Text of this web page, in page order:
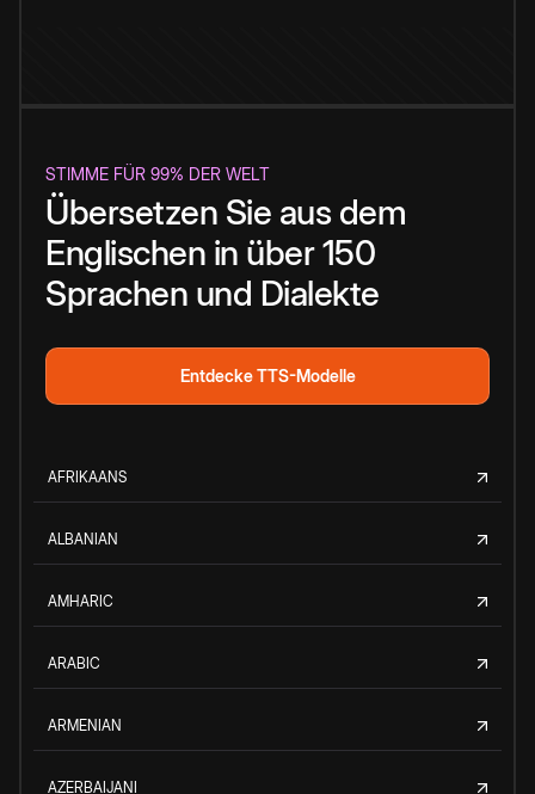
STIMME FÜR 99% DER WELT
Übersetzen Sie aus dem
Englischen in über 150
Sprachen und Dialekte
Entdecke TTS-Modelle
AFRIKAANS
ALBANIAN
AMHARIC
ARABIC
ARMENIAN
AZERBAIJANI